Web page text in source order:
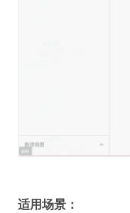
适用场景：